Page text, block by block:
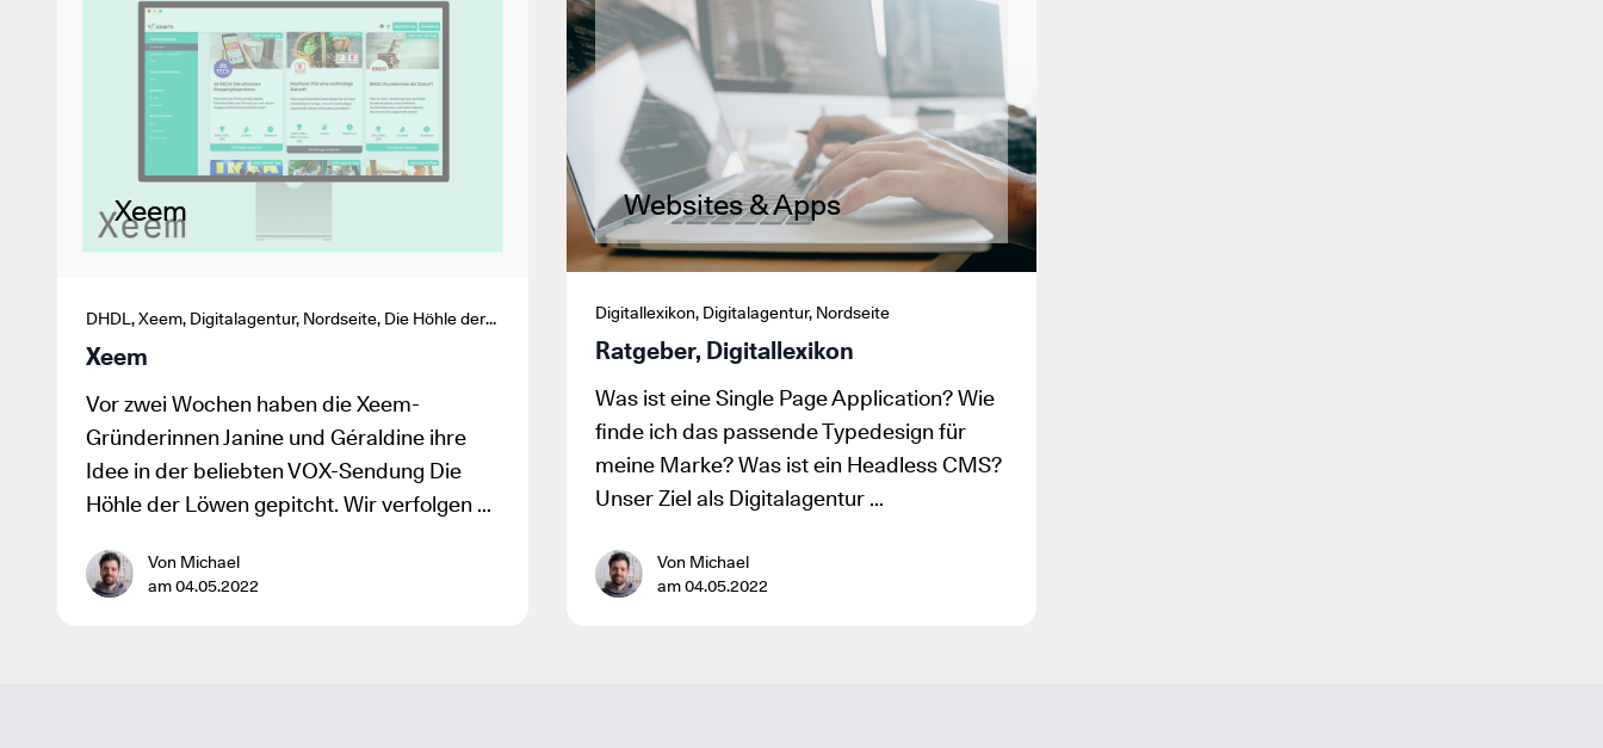
Xeem
DHDL, Xeem, Digitalagentur, Nordseite, Die Höhle der Löwen, Webapp
Xeem
Vor zwei Wochen haben die Xeem-
Gründerinnen Janine und Géraldine ihre
Idee in der beliebten VOX-Sendung Die
Höhle der Löwen gepitcht. Wir verfolgen …
Von Michael
am 04.05.2022
Websites & Apps
Digitallexikon, Digitalagentur, Nordseite
Ratgeber, Digitallexikon
Was ist eine Single Page Application? Wie
finde ich das passende Typedesign für
meine Marke? Was ist ein Headless CMS?
Unser Ziel als Digitalagentur …
Von Michael
am 04.05.2022